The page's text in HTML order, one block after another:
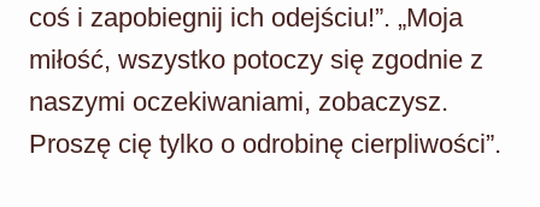
coś i zapobiegnij ich odejściu!”. „Moja
miłość, wszystko potoczy się zgodnie z
naszymi oczekiwaniami, zobaczysz.
Proszę cię tylko o odrobinę cierpliwości”.